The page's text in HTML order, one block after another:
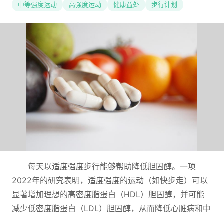
中等强度运动
高强度运动 健康益处 步行计划
每天以适度强度步行能够帮助降低胆固醇。一项
2022年的研究表明，适度强度的运动（如快步走）可以
显著增加理想的高密度脂蛋白（HDL）胆固醇，并可能
减少低密度脂蛋白（LDL）胆固醇，从而降低心脏病和中